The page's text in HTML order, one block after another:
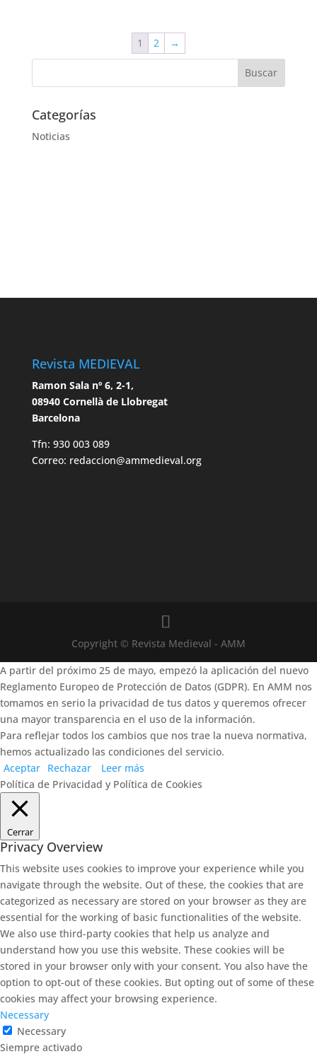
1 2 →
Categorías
Noticias
Revista MEDIEVAL
Ramon Sala nº 6, 2-1,
08940 Cornellà de Llobregat
Barcelona
Tfn: 930 003 089
Correo: redaccion@ammedieval.org
Copyright © Revista Medieval - AMM
A partir del próximo 25 de mayo, empezó la aplicación del nuevo
Reglamento Europeo de Protección de Datos (GDPR). En AMM nos
tomamos en serio la privacidad de tus datos y queremos ofrecer
una mayor transparencia en el uso de la información.
Para reflejar todos los cambios que nos trae la nueva normativa,
hemos actualizado las condiciones del servicio.
Aceptar Rechazar
Leer más
Política de Privacidad y Política de Cookies
Cerrar
Privacy Overview
This website uses cookies to improve your experience while you
navigate through the website. Out of these, the cookies that are
categorized as necessary are stored on your browser as they are
essential for the working of basic functionalities of the website.
We also use third-party cookies that help us analyze and
understand how you use this website. These cookies will be
stored in your browser only with your consent. You also have the
option to opt-out of these cookies. But opting out of some of these
cookies may affect your browsing experience.
Necessary
Necessary
Siempre activado